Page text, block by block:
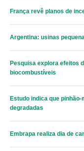
França revê planos de
Argentina: usinas
Pesquisa explora efeitos
biocombustíveis
Estudo indica que
degradadas
Embrapa realiza dia de